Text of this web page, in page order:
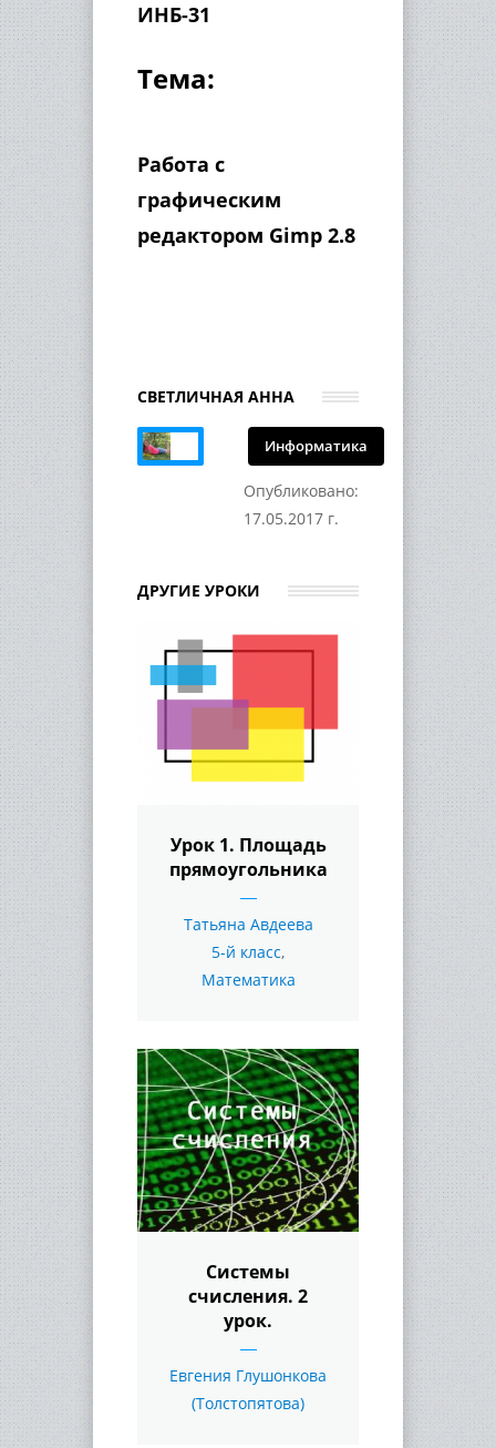
ИНБ-31
Тема:
Работа с
графическим
редактором Gimp 2.8
СВЕТЛИЧНАЯ АННА
Информатика
Опубликовано:
17.05.2017 г.
ДРУГИЕ УРОКИ
Урок 1. Площадь
прямоугольника
Татьяна Авдеева
5-й класс,
Математика
Системы
счисления. 2
урок.
Евгения Глушонкова
(Толстопятова)